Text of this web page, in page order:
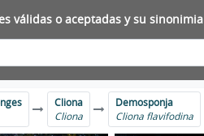
válidas o aceptadas y su sinonimia
Cliona
Cliona
Demosponja
Cliona flavifodina